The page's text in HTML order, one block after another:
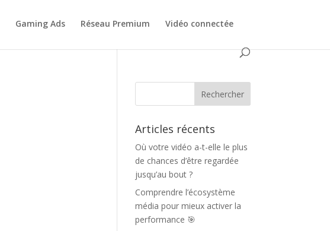
Gaming Ads Réseau Premium Vidéo connectée
Articles récents
Où votre vidéo a-t-elle le plus
de chances d’être regardée
jusqu’au bout ?
Comprendre l’écosystème
média pour mieux activer la
performance 🎯